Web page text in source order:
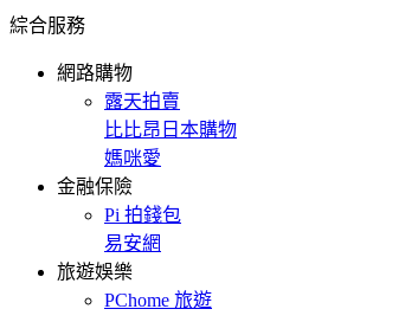
綜合服務
網路購物
露天拍賣
比比昂日本購物
媽咪愛
金融保險
Pi 拍錢包
易安網
旅遊娛樂
PChome 旅遊